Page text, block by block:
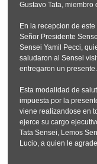
Gustavo Tata, miembro
En la recepcion de
Señor Presidente
Sensei Yamil Pecci,
saludaron al Sensei
entregaron un presente.
Esta modalidad de
impuesta por la
viene realizandose en
ejerce su cargo
Tata Sensei, Lemos
Lucio, a quien le